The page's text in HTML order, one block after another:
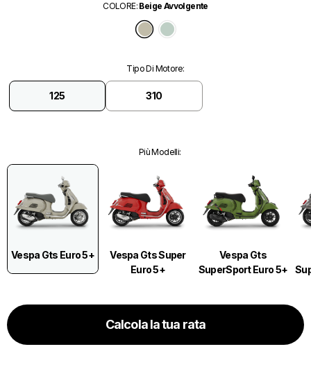
COLORE: Beige Avvolgente
Beige Avvolgente
Verde Amabile
Tipo Di Motore:
125 310
Più Modelli:
Vespa Gts Euro 5+
Vespa Gts Super
Euro 5+
Vespa Gts
SuperSport Euro 5+
Calcola la tua rata